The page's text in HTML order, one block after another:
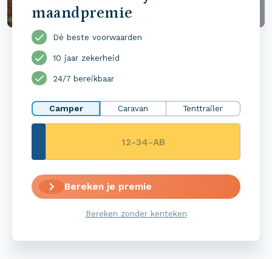
maandpremie
Dé beste voorwaarden
10 jaar zekerheid
24/7 bereikbaar
Camper Caravan Tenttrailer
Bereken je premie
Bereken zonder kenteken